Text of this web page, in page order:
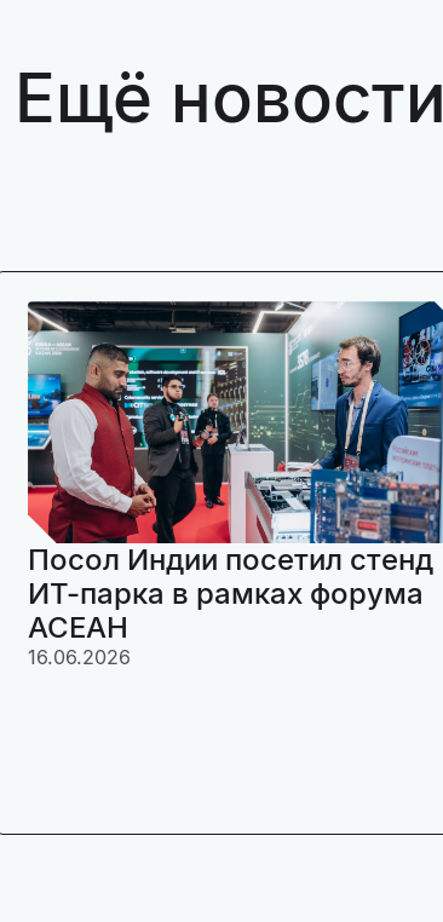
Ещё новости
Посол Индии посетил стенд
ИТ-парка в рамках форума
АСЕАН
16.06.2026